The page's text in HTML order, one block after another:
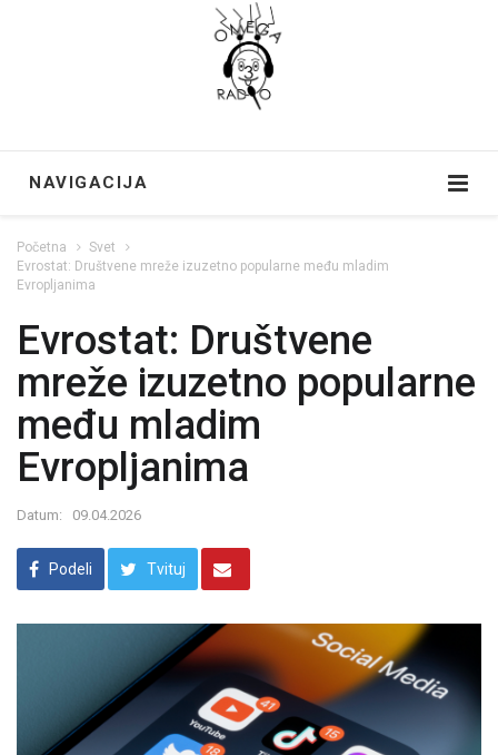
NAVIGACIJA
Početna
Svet
Evrostat: Društvene mreže izuzetno popularne među mladim
Evropljanima
Evrostat: Društvene
mreže izuzetno popularne
među mladim
Evropljanima
Datum: 09.04.2026
Podeli Tvituj